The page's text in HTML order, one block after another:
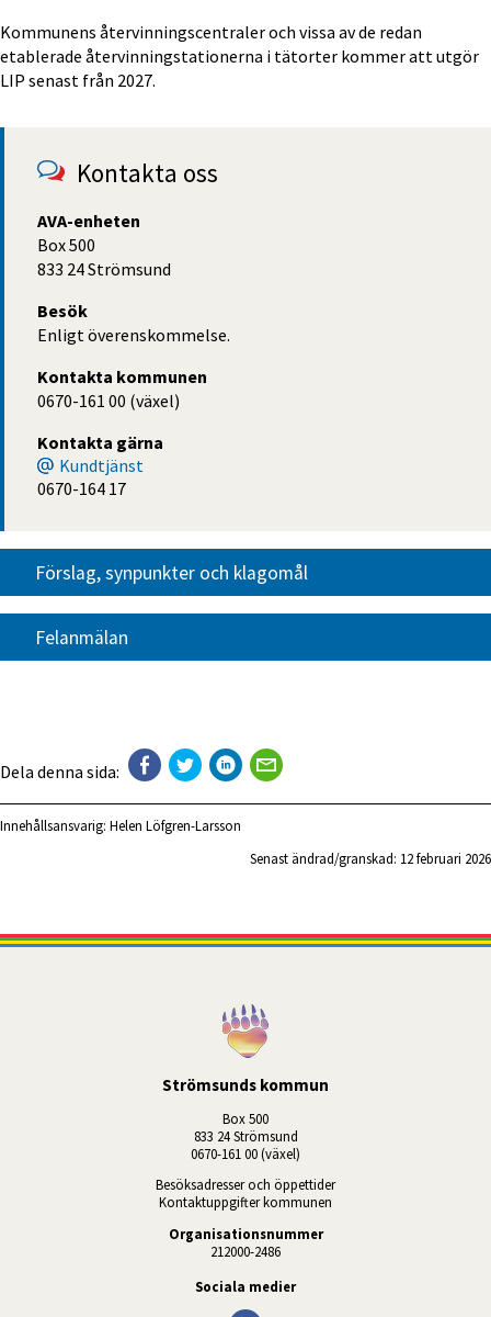
Kommunens återvinningscentraler och vissa av de redan
etablerade återvinningstationerna i tätorter kommer att utgör
LIP senast från 2027.
Kontakta oss
AVA-enheten
Box 500
833 24 Strömsund
Besök
Enligt överenskommelse.
Kontakta kommunen
0670-161 00 (växel)
Kontakta gärna
Kundtjänst
0670-164 17
Förslag, synpunkter och klagomål
Felanmälan
Dela denna sida:
Innehållsansvarig: Helen Löfgren-Larsson
Senast ändrad/granskad: 12 februari 2026
Strömsunds kommun
Box 500
833 24 Strömsund
0670-161 00 (växel)
Besöksadresser och öppettider
Kontaktuppgifter kommunen
Organisationsnummer
212000-2486
Sociala medier